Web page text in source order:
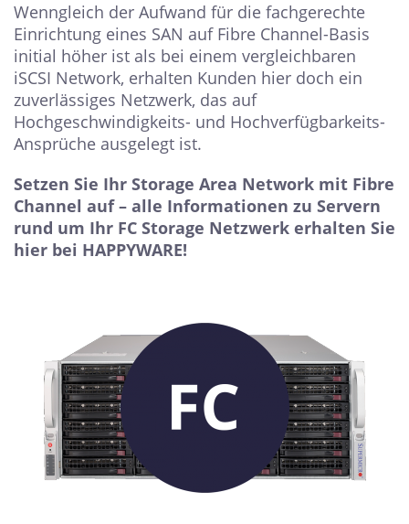
Wenngleich der Aufwand für die fachgerechte
Einrichtung eines SAN auf Fibre Channel-Basis
initial höher ist als bei einem vergleichbaren
iSCSI Network, erhalten Kunden hier doch ein
zuverlässiges Netzwerk, das auf
Hochgeschwindigkeits- und Hochverfügbarkeits-
Ansprüche ausgelegt ist.
Setzen Sie Ihr Storage Area Network mit Fibre
Channel auf – alle Informationen zu Servern
rund um Ihr FC Storage Netzwerk erhalten Sie
hier bei HAPPYWARE!